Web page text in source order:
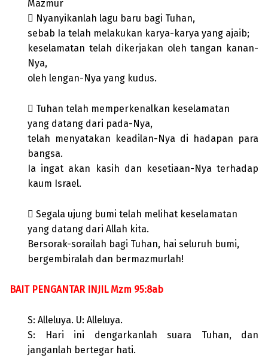
Mazmur
 Nyanyikanlah lagu baru bagi Tuhan,
sebab Ia telah melakukan karya-karya yang ajaib;
keselamatan telah dikerjakan oleh tangan kanan-
Nya,
oleh lengan-Nya yang kudus.
 Tuhan telah memperkenalkan keselamatan
yang datang dari pada-Nya,
telah menyatakan keadilan-Nya di hadapan para
bangsa.
Ia ingat akan kasih dan kesetiaan-Nya terhadap
kaum Israel.
 Segala ujung bumi telah melihat keselamatan
yang datang dari Allah kita.
Bersorak-sorailah bagi Tuhan, hai seluruh bumi,
bergembiralah dan bermazmurlah!
BAIT PENGANTAR INJIL Mzm 95:8ab
S: Alleluya. U: Alleluya.
S: Hari ini dengarkanlah suara Tuhan, dan
janganlah bertegar hati.